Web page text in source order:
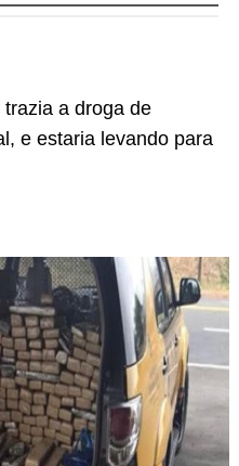
a droga de
e estaria levando para